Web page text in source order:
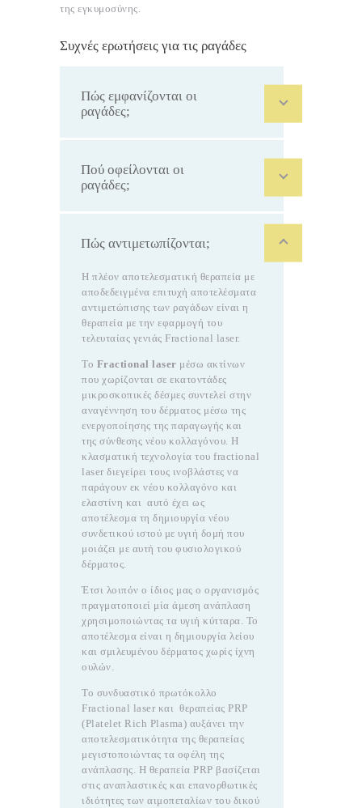
της εγκυμοσύνης.
Συχνές ερωτήσεις για τις ραγάδες
Πώς εμφανίζονται οι
ραγάδες;
Πού οφείλονται οι
ραγάδες;
Πώς αντιμετωπίζονται;
H πλέον αποτελεσματική θεραπεία με
αποδεδειγμένα επιτυχή αποτελέσματα
αντιμετώπισης των ραγάδων είναι η
θεραπεία με την εφαρμογή του
τελευταίας γενιάς Fractional laser.
Το Fractional laser μέσω ακτίνων
που χωρίζονται σε εκατοντάδες
μικροσκοπικές δέσμες συντελεί στην
αναγέννηση του δέρματος μέσω της
ενεργοποίησης της παραγωγής και
της σύνθεσης νέου κολλαγόνου. Η
κλασματική τεχνολογία του fractional
laser διεγείρει τους ινοβλάστες να
παράγουν εκ νέου κολλαγόνο και
ελαστίνη και αυτό έχει ως
αποτέλεσμα τη δημιουργία νέου
συνδετικού ιστού με υγιή δομή που
μοιάζει με αυτή του φυσιολογικού
δέρματος.
Έτσι λοιπόν ο ίδιος μας ο οργανισμός
πραγματοποιεί μία άμεση ανάπλαση
χρησιμοποιώντας τα υγιή κύτταρα. Το
αποτέλεσμα είναι η δημιουργία λείου
και σμιλευμένου δέρματος χωρίς ίχνη
ουλών.
Το συνδυαστικό πρωτόκολλο
Fractional laser και θεραπείας PRP
(Platelet Rich Plasma) αυξάνει την
αποτελεσματικότητα της θεραπείας
μεγιστοποιώντας τα οφέλη της
ανάπλασης. Η θεραπεία PRP βασίζεται
στις αναπλαστικές και επανορθωτικές
ιδιότητες των αιμοπεταλίων του δικού